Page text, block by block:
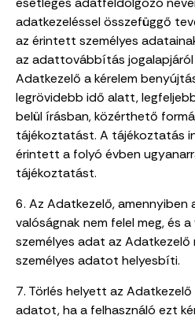
adatkezeléssel összefüggő
az érintett személyes
az adattovábbítás
Adatkezelő a kérelem
legrövidebb idő alatt,
belül írásban, közérthető
tájékoztatást. A tájékoztatás
érintett a folyó évben
tájékoztatást.
6. Az Adatkezelő, amennyiben
valóságnak nem felel meg, és
személyes adat az Adatkezelő
személyes adatot helyesbíti.
7. Törlés helyett az Adatkezelő
adatot, ha a felhasználó ezt